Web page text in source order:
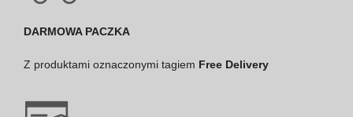
DARMOWA PACZKA
Z produktami oznaczonymi tagiem Free Delivery